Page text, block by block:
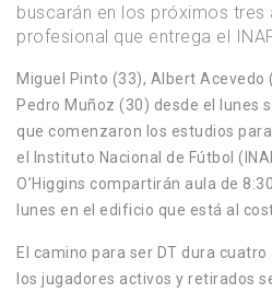
buscarán en los próximos
profesional que entrega el
Miguel Pinto (33), Albert Acevedo
Pedro Muñoz (30) desde el lunes
que comenzaron los estudios
el Instituto Nacional de Fútbol
O’Higgins compartirán aula de
lunes en el edificio que está al
El camino para ser DT dura
los jugadores activos y retirados